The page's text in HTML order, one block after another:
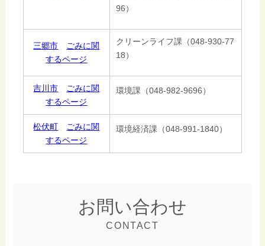
96）
三郷市
ごみに関
するページ
クリーンライフ課（048-930-77
18）
吉川市
ごみに関
するページ
環境課（048-982-9696）
松伏町
ごみに関
するページ
環境経済課（048-991-1840）
お問い合わせ
CONTACT